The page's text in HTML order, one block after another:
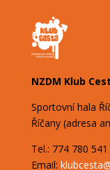
NZDM Klub
Sportovní hala
Říčany (adresa
Tel.: 774 780 541
Email: